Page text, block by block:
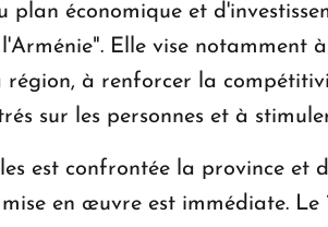
économique et
Elle vise
région, à renforcer la
sur les personnes et à
est confrontée la province
en œuvre est immédiate. Le